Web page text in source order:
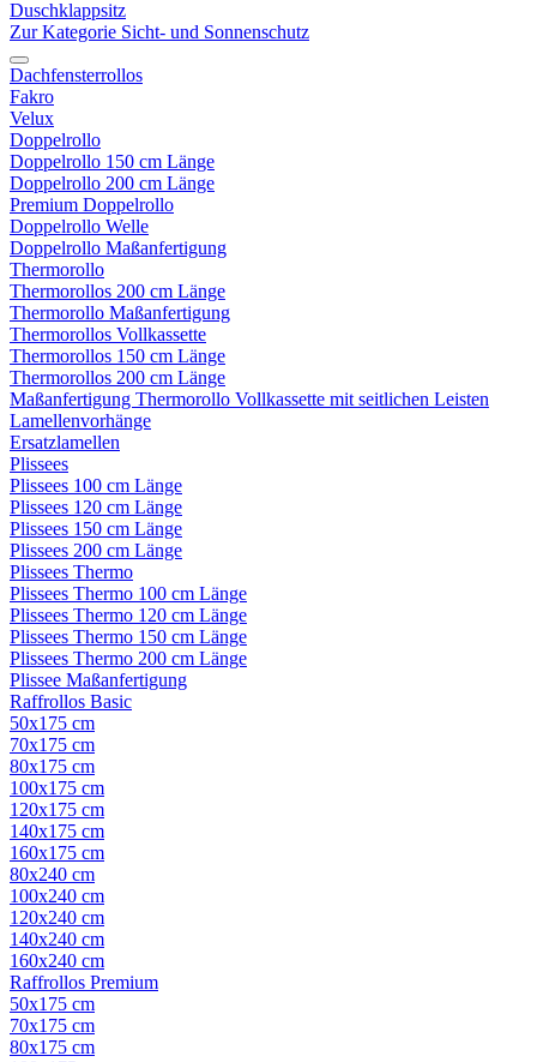
Duschklappsitz
Zur Kategorie Sicht- und Sonnenschutz
Dachfensterrollos
Fakro
Velux
Doppelrollo
Doppelrollo 150 cm Länge
Doppelrollo 200 cm Länge
Premium Doppelrollo
Doppelrollo Welle
Doppelrollo Maßanfertigung
Thermorollo
Thermorollos 200 cm Länge
Thermorollo Maßanfertigung
Thermorollos Vollkassette
Thermorollos 150 cm Länge
Thermorollos 200 cm Länge
Maßanfertigung Thermorollo Vollkassette mit seitlichen Leisten
Lamellenvorhänge
Ersatzlamellen
Plissees
Plissees 100 cm Länge
Plissees 120 cm Länge
Plissees 150 cm Länge
Plissees 200 cm Länge
Plissees Thermo
Plissees Thermo 100 cm Länge
Plissees Thermo 120 cm Länge
Plissees Thermo 150 cm Länge
Plissees Thermo 200 cm Länge
Plissee Maßanfertigung
Raffrollos Basic
50x175 cm
70x175 cm
80x175 cm
100x175 cm
120x175 cm
140x175 cm
160x175 cm
80x240 cm
100x240 cm
120x240 cm
140x240 cm
160x240 cm
Raffrollos Premium
50x175 cm
70x175 cm
80x175 cm